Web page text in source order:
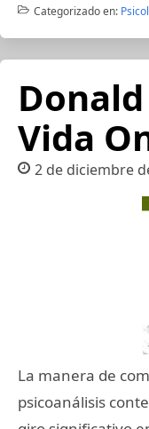
Categorizado en:
Vida
2 de diciembre
La manera de
psicoanálisis